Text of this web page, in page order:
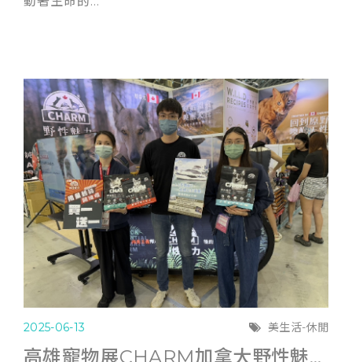
2025-06-13 美生活-休閒
高雄寵物展CHARM加拿大野性魅力滿6千送遊艇體驗